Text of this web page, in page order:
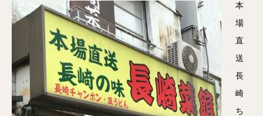
本
場
直
送
長
崎
ち